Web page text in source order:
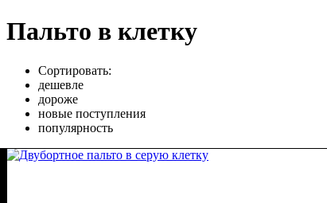
Пальто в клетку
Сортировать:
дешевле
дороже
новые поступления
популярность